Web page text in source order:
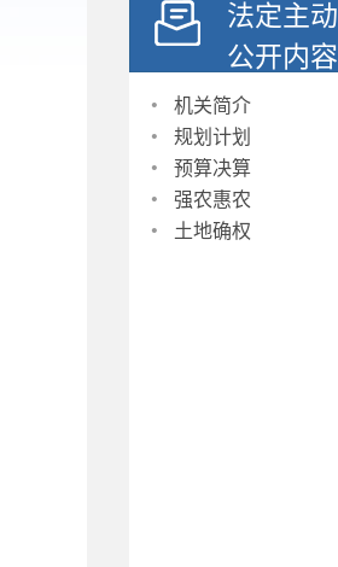
法定主动
公开内容
· 机关简介
· 规划计划
· 预算决算
· 强农惠农
· 土地确权